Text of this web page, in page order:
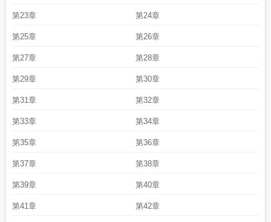
第23章 第24章
第25章 第26章
第27章 第28章
第29章 第30章
第31章 第32章
第33章 第34章
第35章 第36章
第37章 第38章
第39章 第40章
第41章 第42章